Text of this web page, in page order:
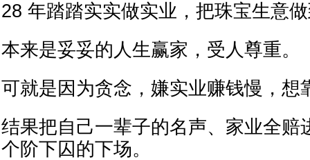
28 年踏踏实实做实业，把珠宝生意
本来是妥妥的人生赢家，受人尊重。
可就是因为贪念，嫌实业赚钱慢，想
结果把自己一辈子的名声、家业全赔
个阶下囚的下场。